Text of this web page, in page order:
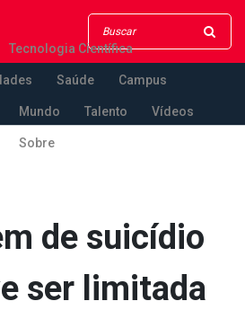
Tecnologia Científica
Saúde Campus
Mundo Talento Vídeos
Sobre
de suicídio
ser limitada